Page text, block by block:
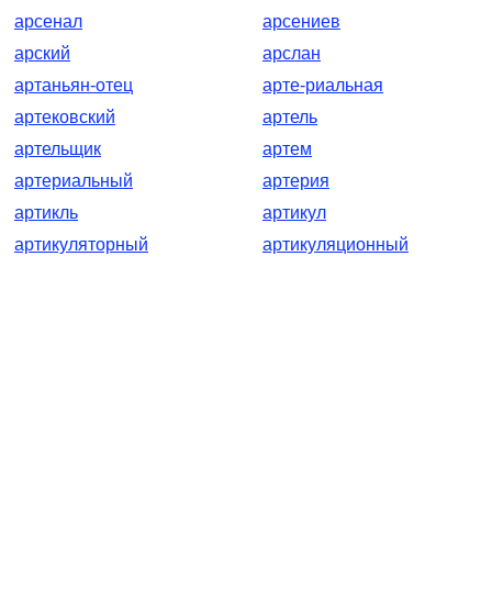
арсенал
арсениев
арский
арслан
артаньян-отец
арте-риальная
артековский
артель
артельщик
артем
артериальный
артерия
артикль
артикул
артикуляторный
артикуляционный